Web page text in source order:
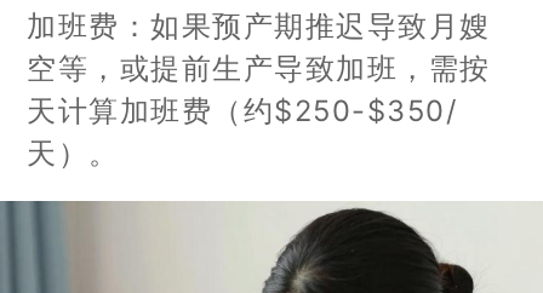
加班费：如果预产期推迟导致月嫂
空等，或提前生产导致加班，需按
天计算加班费（约$250-$350/
天）。